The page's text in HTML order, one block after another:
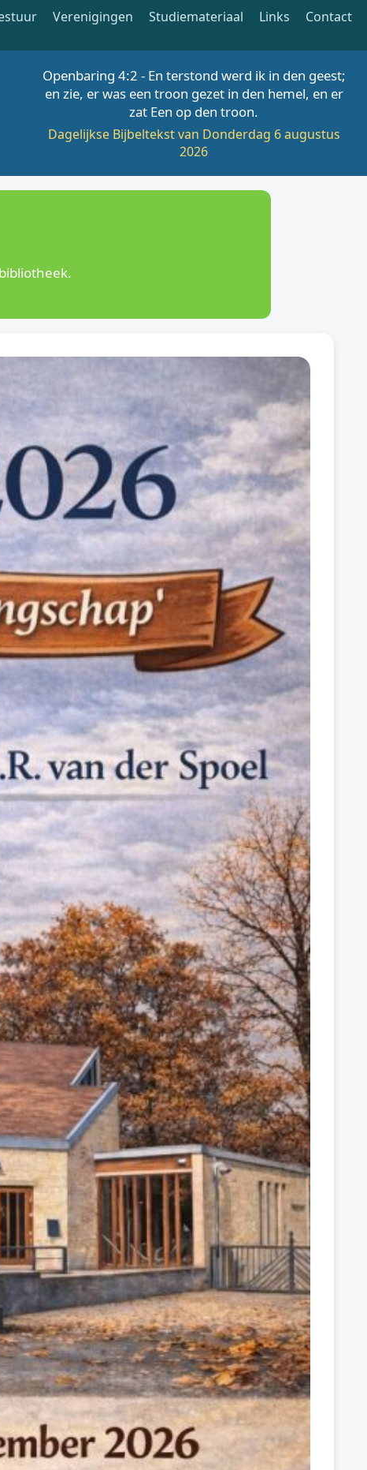
Verenigingen Studiemateriaal Links Contact
Openbaring 4:2 - En terstond werd ik in den geest;
en zie, er was een troon gezet in den hemel, en er
zat Een op den troon.
Dagelijkse Bijbeltekst van Donderdag 6 augustus
2026